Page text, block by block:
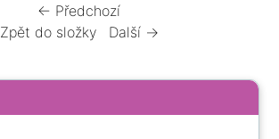
← Předchozí
Zpět do složky
Další →